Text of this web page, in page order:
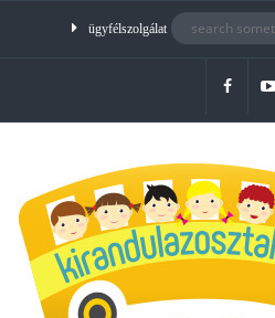
ügyfélszolgálat